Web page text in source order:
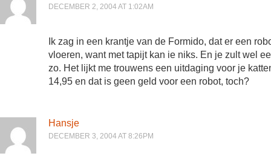
DECEMBER 2, 2004 AT 1:02AM
Ik zag in een krantje van de Formido, dat er een
vloeren, want met tapijt kan ie niks. En je zult wel
zo. Het lijkt me trouwens een uitdaging voor je
14,95 en dat is geen geld voor een robot, toch?
Hansje
DECEMBER 3, 2004 AT 8:26PM